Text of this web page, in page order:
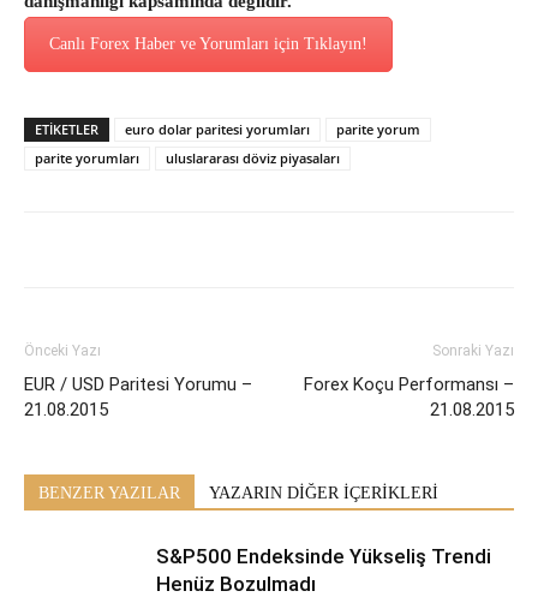
Canlı Forex Haber ve Yorumları için Tıklayın!
ETİKETLER euro dolar paritesi yorumları
parite yorum
parite yorumları
uluslararası döviz piyasaları
Önceki Yazı
EUR / USD Paritesi Yorumu –
21.08.2015
Sonraki Yazı
Forex Koçu Performansı –
21.08.2015
BENZER YAZILAR YAZARIN DİĞER İÇERİKLERİ
S&P500 Endeksinde Yükseliş Trendi
Henüz Bozulmadı